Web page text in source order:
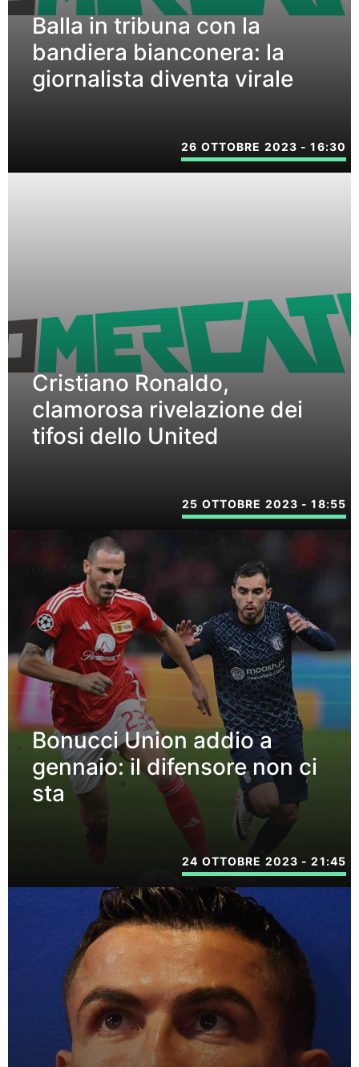
Balla in tribuna con la
bandiera bianconera: la
giornalista diventa virale
26 OTTOBRE 2023 - 16:30
Cristiano Ronaldo,
clamorosa rivelazione dei
tifosi dello United
25 OTTOBRE 2023 - 18:55
Bonucci Union addio a
gennaio: il difensore non ci
sta
24 OTTOBRE 2023 - 21:45